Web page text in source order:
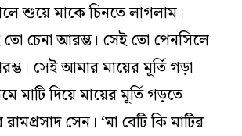
শুয়ে মাকে চিনতে লাগলাম।
তো চেনা আরম্ভ। সেই তো পেনসিলে
সেই আমার মায়ের মূর্তি গড়া
মাটি দিয়ে মায়ের মূর্তি গড়তে
সেন। ‘মা বেটি কি মাটির